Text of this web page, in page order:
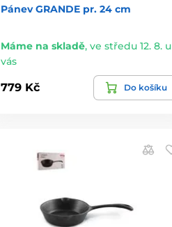
Pánev GRANDE pr. 24 cm
Máme na skladě, ve středu 12. 8. u
vás
779 Kč Do košíku